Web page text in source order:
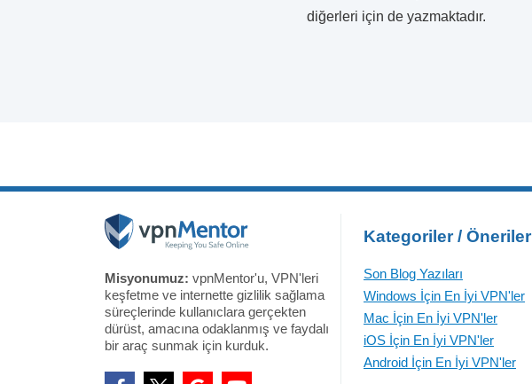
diğerleri için de yazmaktadır.
Misyonumuz: vpnMentor'u, VPN'leri
keşfetme ve internette gizlilik sağlama
süreçlerinde kullanıclara gerçekten
dürüst, amacına odaklanmış ve faydalı
bir araç sunmak için kurduk.
Kategoriler / Öneriler
Son Blog Yazıları
Windows İçin En İyi VPN'ler
Mac İçin En İyi VPN'ler
iOS İçin En İyi VPN'ler
Android İçin En İyi VPN'ler